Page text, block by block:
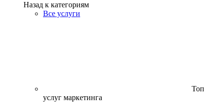
Назад к категориям
Все услуги
Топ
услуг маркетинга